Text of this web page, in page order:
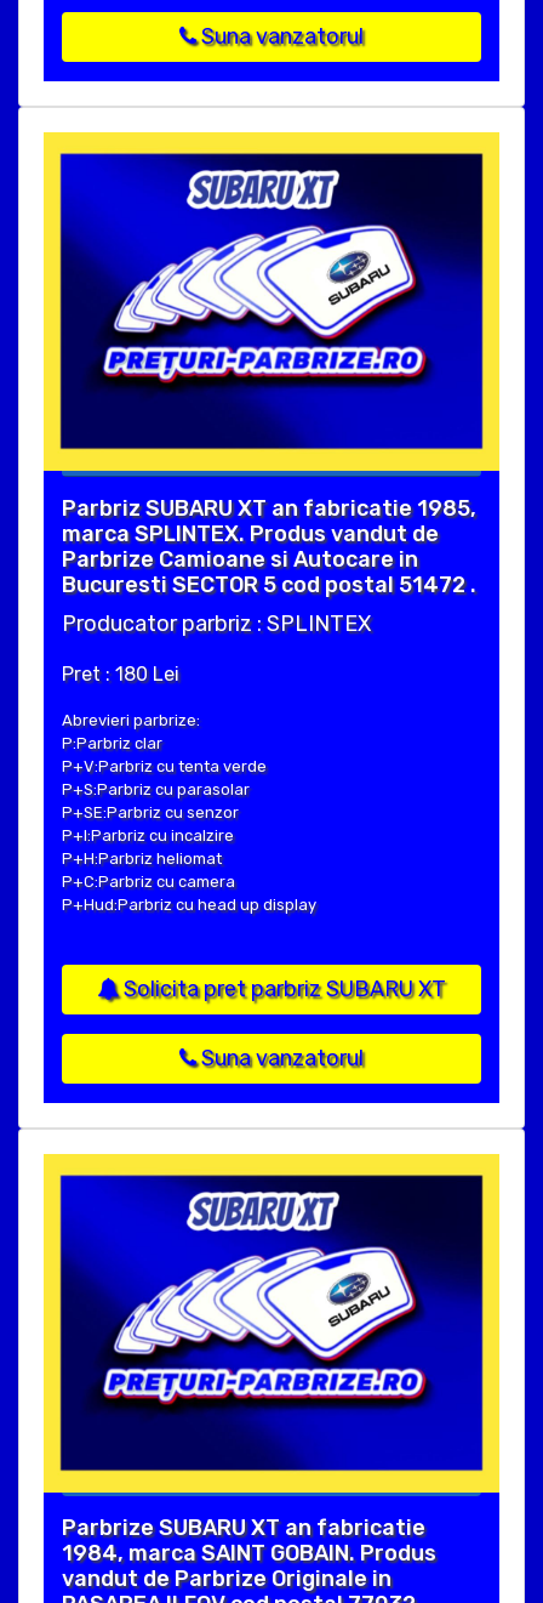
Suna vanzatorul
Parbriz SUBARU XT an fabricatie 1985,
marca SPLINTEX. Produs vandut de
Parbrize Camioane si Autocare in
Bucuresti SECTOR 5 cod postal 51472 .
Producator parbriz : SPLINTEX
Pret : 180 Lei
Abrevieri parbrize:
P:Parbriz clar
P+V:Parbriz cu tenta verde
P+S:Parbriz cu parasolar
P+SE:Parbriz cu senzor
P+I:Parbriz cu incalzire
P+H:Parbriz heliomat
P+C:Parbriz cu camera
P+Hud:Parbriz cu head up display
Solicita pret parbriz SUBARU XT
Suna vanzatorul
Parbrize SUBARU XT an fabricatie
1984, marca SAINT GOBAIN. Produs
vandut de Parbrize Originale in